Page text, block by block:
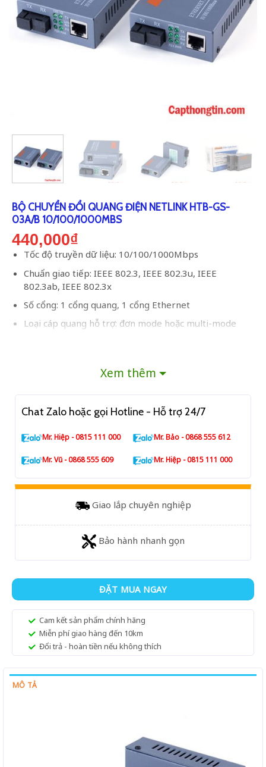
BỘ CHUYỂN ĐỔI QUANG ĐIỆN NETLINK HTB-GS-
03A/B 10/100/1000MBS
440,000₫
Tốc độ truyền dữ liệu: 10/100/1000Mbps
Chuẩn giao tiếp: IEEE 802.3, IEEE 802.3u, IEEE
802.3ab, IEEE 802.3x
Số cổng: 1 cổng quang, 1 cổng Ethernet
Loại cáp quang hỗ trợ: đơn mode hoặc multi-mode
Đèn LED hiển thị trạng thái: PWR, FX Link/Act, TP
Nguồn điện: AC 100-240V 50/60Hz
Nhiệt độ hoạt động: 0°C~50°C
Độ ẩm hoạt động: 5%~90% (không ngưng tụ)
Xem thêm
Chat Zalo hoặc gọi Hotline - Hỗ trợ 24/7
Mr. Hiệp - 0815 111 000 Mr. Bảo - 0868 555 612
Mr. Vũ - 0868 555 609 Mr. Hiệp - 0815 111 000
Giao lắp chuyên nghiệp
Bảo hành nhanh gọn
ĐẶT MUA NGAY
Cam kết sản phẩm chính hãng
Miễn phí giao hàng đến 10km
Đổi trả - hoàn tiền nếu không thích
MÔ TẢ